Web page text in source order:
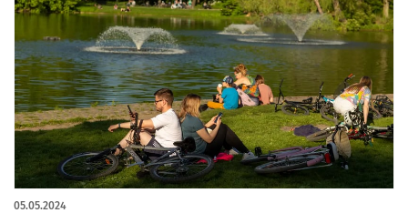
05.05.2024
artykuł z galerią zdjęć